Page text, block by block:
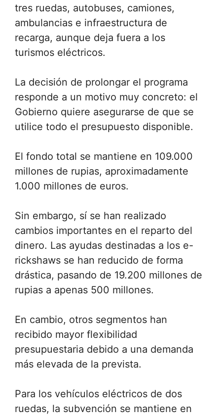
tres ruedas, autobuses, camiones,
ambulancias e infraestructura de
recarga, aunque deja fuera a los
turismos eléctricos.
La decisión de prolongar el programa
responde a un motivo muy concreto: el
Gobierno quiere asegurarse de que se
utilice todo el presupuesto disponible.
El fondo total se mantiene en 109.000
millones de rupias, aproximadamente
1.000 millones de euros.
Sin embargo, sí se han realizado
cambios importantes en el reparto del
dinero. Las ayudas destinadas a los e-
rickshaws se han reducido de forma
drástica, pasando de 19.200 millones de
rupias a apenas 500 millones.
En cambio, otros segmentos han
recibido mayor flexibilidad
presupuestaria debido a una demanda
más elevada de la prevista.
Para los vehículos eléctricos de dos
ruedas, la subvención se mantiene en